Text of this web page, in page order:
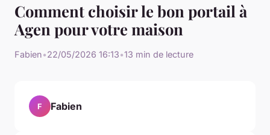
Comment choisir le bon portail à
Agen pour votre maison
Fabien•22/05/2026 16:13•13 min de lecture
F Fabien